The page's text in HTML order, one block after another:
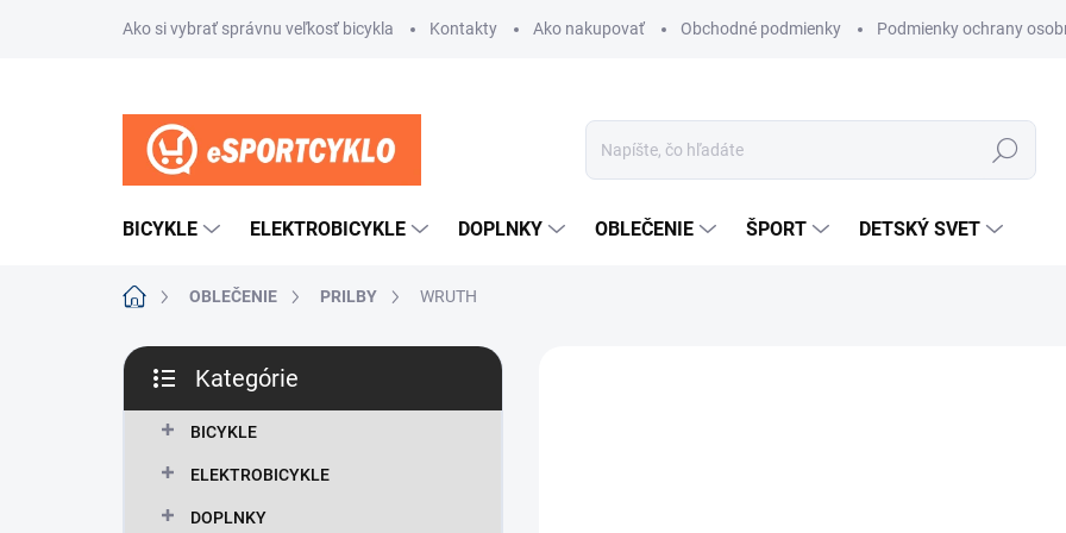
Ako si vybrať správnu veľkosť bicykla Kontakty Ako nakupovať Obchodné podmienky Podmienky ochrany
Hľadať
BICYKLE ELEKTROBICYKLE DOPLNKY OBLEČENIE ŠPORT DETSKÝ SVET
DomovOBLEČENIE PRILBY WRUTH
B
č
kategórie
Kategórie
BICYKLE
ELEKTROBICYKLE
DOPLNKY